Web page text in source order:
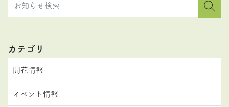
カテゴリ
開花情報
イベント情報